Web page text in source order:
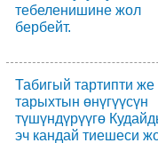
тебеленишине жол
бербейт.
Табигый тартипти же
тарыхтын өнүгүүсүн
түшүндүрүүгө
эч кандай тиешеси